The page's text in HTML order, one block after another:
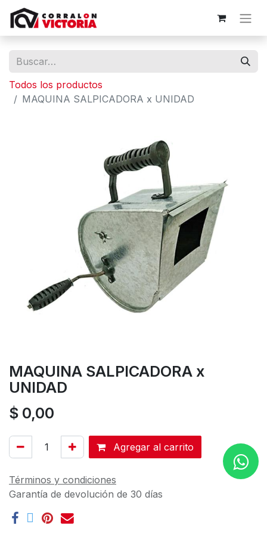
Todos los productos
MAQUINA SALPICADORA x UNIDAD
MAQUINA SALPICADORA x
UNIDAD
$ 0,00
Agregar al carrito
Términos y condiciones
Garantía de devolución de 30 días